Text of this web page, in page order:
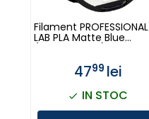
Filament PROFESSIONAL
LAB PLA Matte Blue
4799 lei
IN STOC